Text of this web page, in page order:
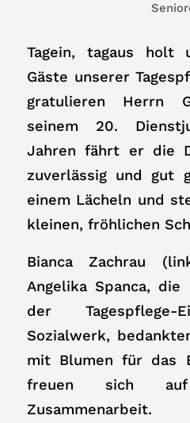
Tagein, tagaus
Gäste unserer
gratulieren Herrn
seinem 20.
Jahren fährt er die
zuverlässig und gut
einem Lächeln und
kleinen, fröhlichen
Bianca Zachrau
Angelika Spanca,
der Tagespflege-
Sozialwerk,
mit Blumen für das
freuen sich
Zusammenarbeit.